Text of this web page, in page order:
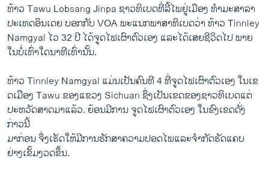
ພາສາຕ່າງໆ
ທ້າວ Tawu Lobsang Jinpa ຊາວ​ທິ​ເບ​ດທີ່​ລີ້​ໄພ​ຢູ່​ເມືອງ ທຳ​ມະ​ສາລາ
ປະ​ເທດອິນ​ເດຍ ​ບອກ​ກັບ VOA ພະ​ແນ​ກພາສາ​ທິ​ເບ​ດວ່າ ທ້າວ Tinnley
Namgyal ​ໄວ 32 ປີ ​ໄດ້ຈູດ​ໄຟ​ເຜົາ​ຕົວ​ເອງ ​ແລະ​ໄດ້​ເສຍ​ຊີວິດ​ໄປ ພາຍ​
ໃນ​ບໍ່​ເທົ່າ​ໃດ​ນາທີ​ເທົ່າ​ນັ້ນ.
​ທ້າວ Tinnley Namgyal ແມ່ນ​ເປັນຄົນ​ທີ 4 ທີ່​ຈູດ​ໄຟ​ເຜົາ​ຕົວ​ເອງ ​ໃນເຂ​
ດ​ເມືອງ Tawu ​ຂອງແຂວງ Sichuan ຊຶ່ງ​ເປັນ​ເຂດ​ຂອງ​ຊາວ​ທິ​ເບ​ດ​ແຕ່
ປະຫວັດສາດ​ມາ​ແລ້​ວ. ຍ້ອນມີ​ການ​ ຈູດ​ໄຟ​ເຜົາ​ຕົວ​ເອງ ໃນ​ຂົງ​ເຂດ​ດັ່ງ
ກ່າວນີ້
ມາ​ກ່ອນ ຈຶ່ງ​ເຮັດ​ໃຫ້ມີການ​ຮັກສາ​ຄວາມ​ປອດ​ໄພແລະ​ຈຳກັດ​ຮັດ​ແຄບ
ຢ່າງ​ເຂັ້ມ​ງວດຂຶ້ນ​.